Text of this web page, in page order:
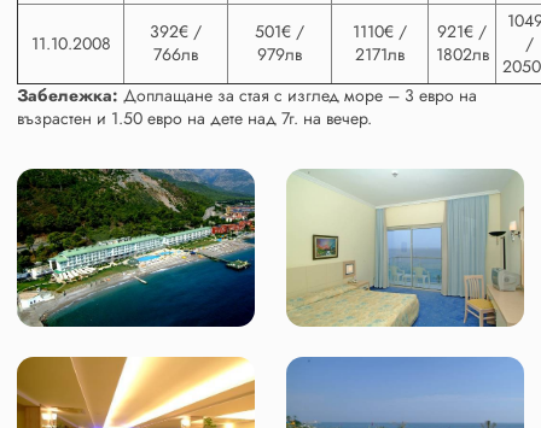
11.10.2008
392€ /
766лв
501€ /
979лв
1110€ /
2171лв
921€ /
1802лв
/
Забележка: Доплащане за стая с изглед море – 3 евро на
възрастен и 1.50 евро на дете над 7г. на вечер.